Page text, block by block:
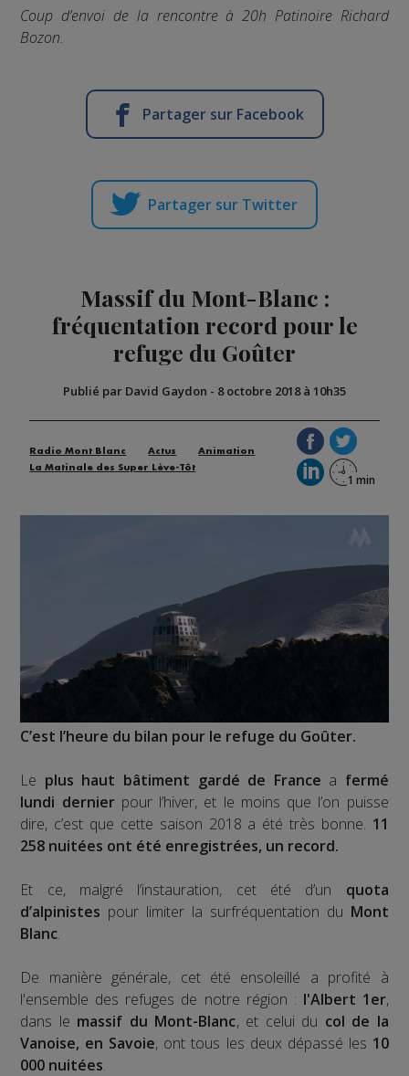
Coup d’envoi de la rencontre à 20h Patinoire Richard
Bozon.
Partager sur Facebook
Partager sur Twitter
Massif du Mont-Blanc :
fréquentation record pour le
refuge du Goûter
Publié par David Gaydon - 8 octobre 2018 à 10h35
Radio Mont Blanc Actus
Animation
La Matinale des Super Lève-Tôt
C’est l’heure du bilan pour le refuge du Goûter.
Le plus haut bâtiment gardé de France a fermé
lundi dernierpour l’hiver, et le moins que l’on puisse
dire, c’est que cette saison 2018 a été très bonne. 11
258 nuitées ont été enregistrées, un record.
Et ce, malgré l’instauration, cet été d’un quota
d’alpinistes pour limiter la surfréquentation du Mont
Blanc.
De manière générale, cet été ensoleillé a profité à
l'ensemble des refuges de notre région : l'Albert 1er,
dans le massif du Mont-Blanc, et celui du col de la
Vanoise, en Savoie, ont tous les deux dépassé les 10
000 nuitées.